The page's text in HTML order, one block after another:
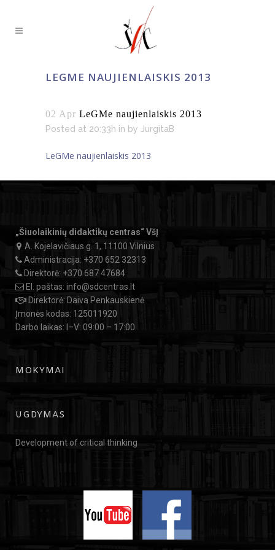
LEGME NAUJIENLAISKIS 2013
02 Apr LeGMe naujienlaiskis 2013
Posted at 20:33h in by JurgitaB
LeGMe naujienlaiskis 2013
„Šiuolaikinių didaktikų centras“ VšĮ
A. Kojelavičiaus g. 1, 11100 Vilnius
Administracija: +370 652 32313
Direktorė: +370 687 47684
El. paštas: info@sdcentras.lt
Direktorė: Daiva Penkauskienė
Įmonės kodas: 125011920
Darbo laikas: I–V: 09:00 – 17:00
MOKYMAI
UGDYMAS
Development of critical thinking